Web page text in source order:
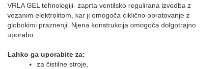
VRLA GEL tehnologiji- zaprta ventilsko regulirana izvedba z
vezanim elektrolitom, kar ji omogoča ciklično obratovanje z
globokimi praznenji. Njena konstrukcija omogoča dolgotrajno
uporabo
Lahko ga uporabite za:
za čistilne stroje,